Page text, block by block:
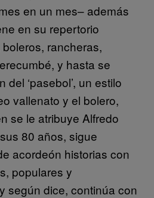
en un mes– además
en su repertorio
rancheras,
y hasta se
‘pasebol’, un estilo
vallenato y el bolero,
se le atribuye Alfredo
80 años, sigue
acordeón historias con
populares y
según dice, continúa con